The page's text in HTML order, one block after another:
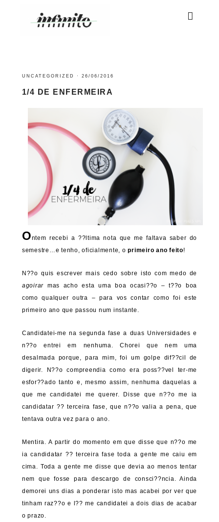
UNCATEGORIZED · 26/06/2016
1/4 DE ENFERMEIRA
Ontem recebi a ??ltima nota que me faltava saber do
semestre…e tenho, oficialmente, o primeiro ano feito!
N??o quis escrever mais cedo sobre isto com medo de
agoirar mas acho esta uma boa ocasi??o – t??o boa
como qualquer outra – para vos contar como foi este
primeiro ano que passou num instante.
Candidatei-me na segunda fase a duas Universidades e
n??o entrei em nenhuma. Chorei que nem uma
desalmada porque, para mim, foi um golpe dif??cil de
digerir. N??o compreendia como era poss??vel ter-me
esfor??ado tanto e, mesmo assim, nenhuma daquelas a
que me candidatei me querer. Disse que n??o me ia
candidatar ?? terceira fase, que n??o valia a pena, que
tentava outra vez para o ano.
Mentira. A partir do momento em que disse que n??o me
ia candidatar ?? terceira fase toda a gente me caiu em
cima. Toda a gente me disse que devia ao menos tentar
nem que fosse para descargo de consci??ncia. Ainda
demorei uns dias a ponderar isto mas acabei por ver que
tinham raz??o e l?? me candidatei a dois dias de acabar
o prazo.